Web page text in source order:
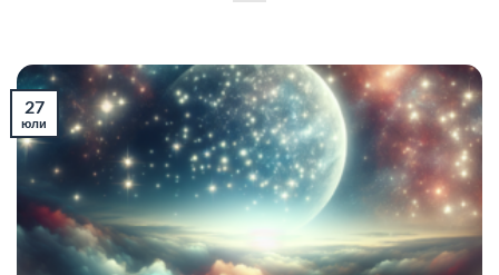
27
юли